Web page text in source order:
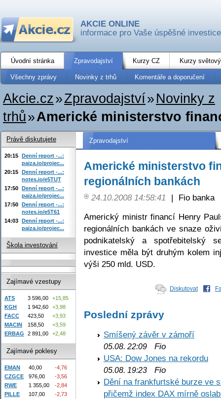
AKCIE ONLINE
informace pro Vaše úspěšné investice
Úvodní stránka Zpravodajství Kurzy CZ Kurzy
Všechny zprávy Novinky z trhů Komentáře a doporučení
Akcie.cz»Zpravodajství» Novinky z
trhů»Americké ministerstvo
Zpravodajství
Americké ministerstvo
regionálních bankách
24.10.2008 14:58:41 |
Fio banka
Americký ministr financí Henry
regionálních bankách ve snaze
podnikatelský a spotřebitelský
investice měla být druhým kolem
výši 250 mld. USD.
Diskutovat
Poslední zprávy
Smíšený závěr v zámoří
05.08. 22:09 Fio
USA: Dow Jones na rekordu
05.08. 19:23 Fio
Dění na frankfurtské burze ve
přičemž index DAX mírně
Právě diskutujete
20:15 Denní report -...:
paiza.io/projec...
20:15 Denní report -...:
notes.io/e5TUT
17:50 Denní report -...:
paiza.io/projec...
17:50 Denní report -...:
notes.io/e5T61
14:03 Denní report -...:
paiza.io/projec...
Škola investování
Zajímavé vzestupy
ATS 3 596,00
+15,85
KGH
1 942,60
+3,98
FACC
423,50
+3,93
MACIN
158,50
+3,59
ERBAG
2 891,00 +2,48
Zajímavé poklesy
EMAN 40,00
-4,76
CZGCE
976,00
-3,56
RWE
1 355,00
-2,84
PILLE
107,00
-2,73